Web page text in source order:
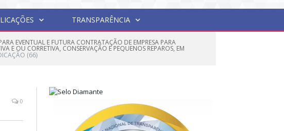
TRANSPARÊNCIA
EVENTUAL E FUTURA CONTRATAÇÃO DE EMPRESA PARA
E OU CORRETIVA, CONSERVAÇÃO E PEQUENOS REPAROS, EM
(66)
0